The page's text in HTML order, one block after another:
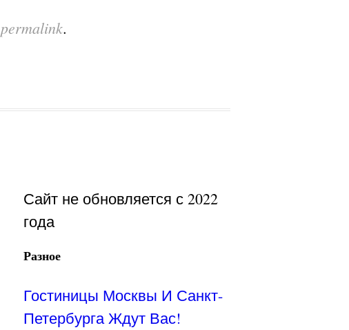
permalink.
Сайт не обновляется с 2022
года
Разное
Гостиницы Москвы И Санкт-
Петербурга Ждут Вас!